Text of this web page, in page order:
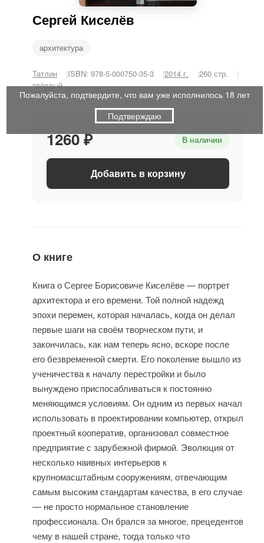
Сергей Киселёв
архитектура
Татлин ISBN: 978-5-000750-35-3 2014 г.
260 стр.
твёрдый
1260 ₽ В наличии
Добавить в корзину
О книге
Книга о Сергее Борисовиче Киселёве — портрет
архитектора и его времени. Той полной надежд
эпохи перемен, которая началась, когда он делал
первые шаги на своём творческом пути, и
закончилась, как нам теперь ясно, вскоре после
его безвременной смерти. Его поколение вышло из
ученичества к началу перестройки и было
вынуждено приспосабливаться к постоянно
меняющимся условиям. Он одним из первых начал
использовать в проектировании компьютер, открыл
проектный кооператив, организовал совместное
предприятие с зарубежной фирмой. Эволюция от
несколько наивных интерьеров к
крупномасштабным сооружениям, отвечающим
самым высоким стандартам качества, в его случае
— не просто нормальное становление
профессионала. Он брался за многое, прецедентов
чему в нашей стране, тогда только что
Пожалуйста, подтвердите, что вам уже исполнилось 18 лет
Подтверждаю